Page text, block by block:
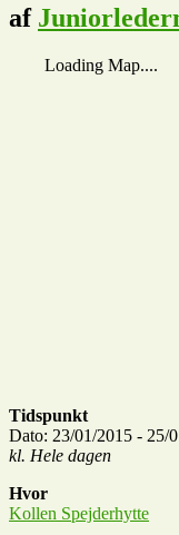
af
Loading Map....
Tidspunkt
Dato: 23/01/2015 - 25/
kl. Hele dagen
Hvor
Kollen Spejderhytte